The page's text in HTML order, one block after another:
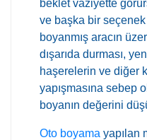
beklet vaziyette
ve başka bir
boyanmış aracın
dışarıda durması,
haşerelerin ve diğer
yapışmasına sebep
boyanın değerini
Oto boyama yapılan